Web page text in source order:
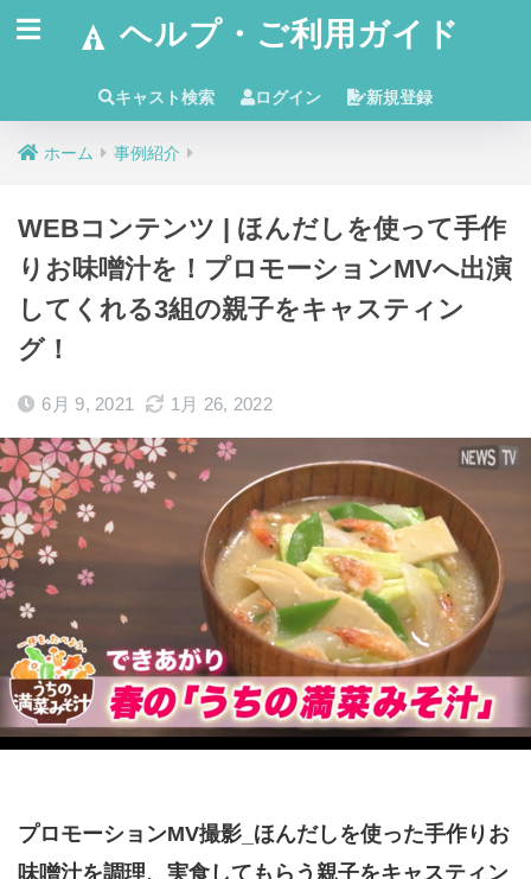
ヘルプ・ご利用ガイド
キャスト検索 ログイン 新規登録
ホーム 事例紹介
WEBコンテンツ | ほんだしを使って手作
りお味噌汁を！プロモーションMVへ出演
してくれる3組の親子をキャスティン
グ！
6月 9, 2021 1月 26, 2022
プロモーションMV撮影_ほんだしを使った手作りお
味噌汁を調理、実食してもらう親子をキャスティン